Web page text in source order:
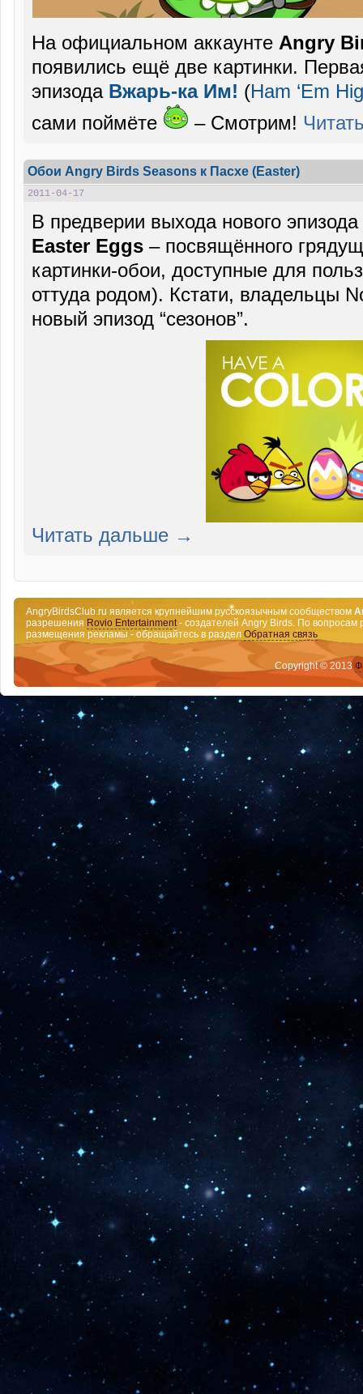
На официальном аккаунте Angry
появились ещё две картинки.
эпизода Вжарь-ка Им! (Ham ‘Em
сами поймёте
– Смотрим!
Обои Angry Birds Seasons к Пасхе (Easter)
2011-04-17
В предверии выхода нового эпизода
Easter Eggs– посвящённого
картинки-обои, доступные для
оттуда родом). Кстати, владельцы
новый эпизод “сезонов”.
Читать дальше →
AngryBirdsClub.ru является крупнейшим русскоязычным сообществом
разрешения Rovio Entertainment- создателей Angry Birds. По вопросам
размещения рекламы - обращайтесь в раздел Обратная связь
Copyright © 2013